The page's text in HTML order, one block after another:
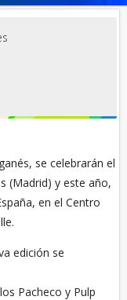
se celebrarán el
(Madrid) y este año,
en el Centro
edición se
Pacheco y Pulp